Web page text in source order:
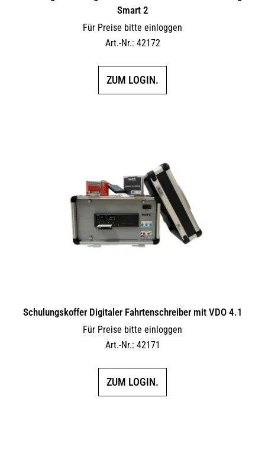
Smart 2
Für Preise bitte einloggen
Art.-Nr.: 42172
ZUM LOGIN.
Schulungskoffer Digitaler Fahrtenschreiber mit VDO 4.1
Für Preise bitte einloggen
Art.-Nr.: 42171
ZUM LOGIN.